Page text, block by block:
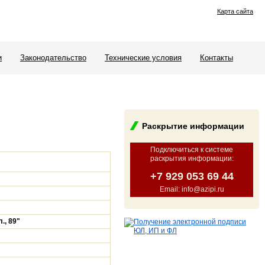
Карта сайта
Законодательство Технические условия Контакты
Раскрытие информации
Подключиться к системе
раскрытия информации:
+7 929 053 69 44
Email: info@azipi.ru
89"